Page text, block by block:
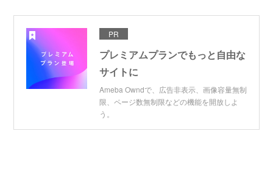
PR
プレミアムプランでもっと自由な
サイトに
Ameba Owndで、広告非表示、画像容量無制
限、ページ数無制限などの機能を開放しよ
う。